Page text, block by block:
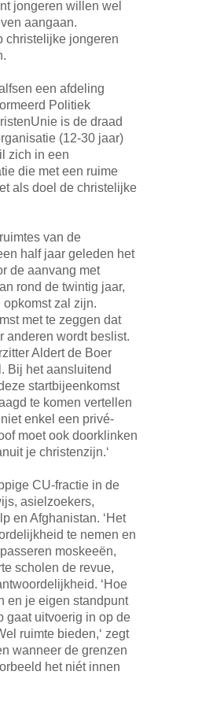
jongeren willen wel
aangaan.
christelijke jongeren
een afdeling
Politiek
is de draad
(12-30 jaar)
zich in een
die met een ruime
als doel de christelijke
van de
half jaar geleden het
de aanvang met
rond de twintig jaar,
zal zijn.
met te zeggen dat
anderen wordt beslist.
Aldert de Boer
Bij het aansluitend
startbijeenkomst
te komen vertellen
enkel een privé-
moet ook doorklinken
je christenzijn.‘
CU-fractie in de
asielzoekers,
en Afghanistan. ‘Het
te nemen en
moskeeën,
scholen de revue,
‘Hoe
en je eigen standpunt
gaat uitvoerig in op de
ruimte bieden,‘ zegt
wanneer de grenzen
het niét innen